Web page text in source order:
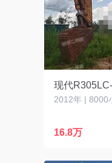
现代
2012年 | 8000
16.8万